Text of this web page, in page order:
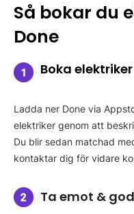
Så bokar du
Done
Boka elektriker
Ladda ner Done via
elektriker genom att
Du blir sedan matchad
kontaktar dig för vidare
Ta emot &